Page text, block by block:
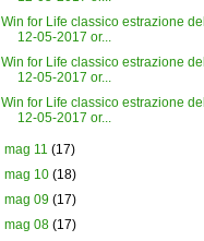
Win for Life classico estrazione del
12-05-2017 or...
Win for Life classico estrazione del
12-05-2017 or...
Win for Life classico estrazione del
12-05-2017 or...
mag 11 (17)
mag 10 (18)
mag 09 (17)
mag 08 (17)